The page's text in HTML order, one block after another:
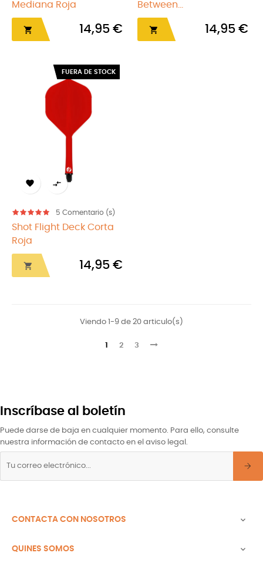
Mediana Roja
 14,95 €
Between...
 14,95 €
FUERA DE STOCK
 
5 Comentario (s)
Shot Flight Deck Corta
Roja
 14,95 €
Viendo 1-9 de 20 articulo(s)
1 2 3
Inscríbase al boletín
Puede darse de baja en cualquier momento. Para ello, consulte
nuestra información de contacto en el aviso legal.
CONTACTA CON NOSOTROS 
QUINES SOMOS 